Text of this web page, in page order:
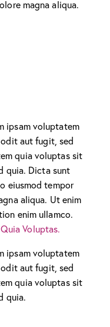
magna aliqua.
ipsam voluptatem
aut fugit, sed
quia voluptas sit
quia. Dicta sunt
eiusmod tempor
aliqua. Ut enim
enim ullamco.
Voluptas.
ipsam voluptatem
aut fugit, sed
quia voluptas sit
quia.